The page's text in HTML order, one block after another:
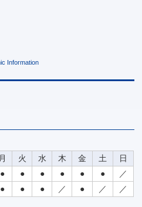
Information
月 火 水 木 金 土
日
● ● ● ● ● ●
／
● ● ● ／ ● ／ ／